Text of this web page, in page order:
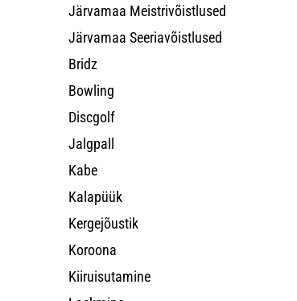
Järvamaa Meistrivõistlused
Järvamaa Seeriavõistlused
Bridz
Bowling
Discgolf
Jalgpall
Kabe
Kalapüük
Kergejõustik
Koroona
Kiiruisutamine